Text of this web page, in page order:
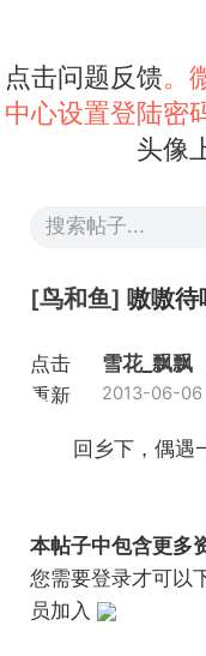
点击问题反馈。
中心设置登陆密
头像
[鸟和鱼] 嗷嗷待
点击
重新
雪花_飘飘
2013-06-06
回乡下，偶遇
本帖子中包含更多
您需要登录才可以
员加入